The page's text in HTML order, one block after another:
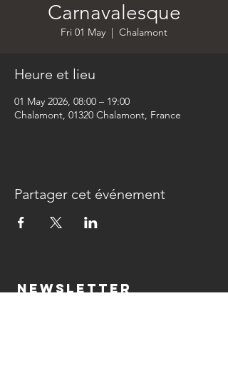
Carnavalesque
Fri 01 May
  |
Chalamont
Heure et lieu
01 May 2026, 08:00 – 19:00
Chalamont, 01320 Chalamont, France
Partager cet événement
Newsletter